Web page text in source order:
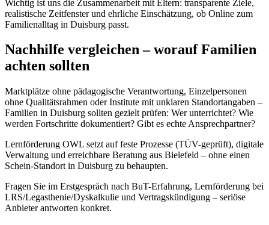
Wichtig ist uns die Zusammenarbeit mit Eltern: transparente Ziele,
realistische Zeitfenster und ehrliche Einschätzung, ob Online zum
Familienalltag in Duisburg passt.
Nachhilfe vergleichen – worauf Familien
achten sollten
Marktplätze ohne pädagogische Verantwortung, Einzelpersonen
ohne Qualitätsrahmen oder Institute mit unklaren Standortangaben –
Familien in Duisburg sollten gezielt prüfen: Wer unterrichtet? Wie
werden Fortschritte dokumentiert? Gibt es echte Ansprechpartner?
Lernförderung OWL setzt auf feste Prozesse (TÜV-geprüft), digitale
Verwaltung und erreichbare Beratung aus Bielefeld – ohne einen
Schein-Standort in Duisburg zu behaupten.
Fragen Sie im Erstgespräch nach BuT-Erfahrung, Lernförderung bei
LRS/Legasthenie/Dyskalkulie und Vertragskündigung – seriöse
Anbieter antworten konkret.